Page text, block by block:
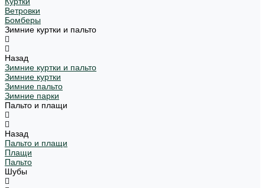
Ветровки
Бомберы
Зимние куртки и пальто
Назад
Зимние куртки и пальто
Зимние куртки
Зимние пальто
Зимние парки
Пальто и плащи
Назад
Пальто и плащи
Плащи
Пальто
Шубы